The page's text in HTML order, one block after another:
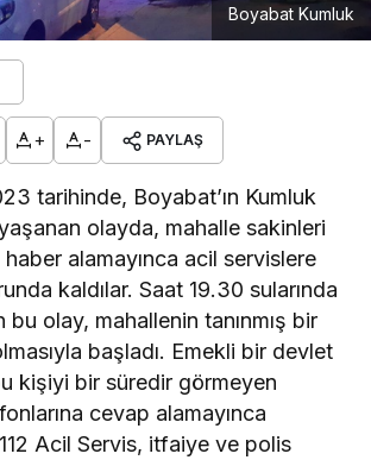
Boyabat Kumluk
+ - PAYLAŞ
tarihinde, Boyabat’ın Kumluk
olayda, mahalle sakinleri
haber alamayınca acil servislere
kaldılar. Saat 19.30 sularında
bu olay, mahallenin tanınmış bir
başladı. Emekli bir devlet
kişiyi bir süredir görmeyen
cevap alamayınca
Acil Servis, itfaiye ve polis